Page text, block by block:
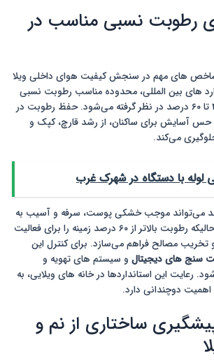
رطوبت نسبی مناسب در
های مهم در سنجش کیفیت هوای داخلی ویلا
های بین المللی، محدوده مناسب رطوبت نسبی
در فضای داخلی بین ۴۰ تا ۶۰ درصد در نظر گرفته می‌شود. حفظ رطوبت در
حس آسایش برای ساکنان، از رشد قارچ، کپک و
می‌کند.
با دستگاه در شهرک غرب
کمتر از ۳۰ درصد می‌تواند موجب خشکی پوست، سرفه و آسیب به
مبلمان چوبی شود، در حالیکه رطوبت بالاتر از ۶۰ درصد زمینه را برای فعالیت
تخریب مصالح فراهم می‌سازد. برای کنترل این
سنج های دیجیتال و سیستم های تهویه و
رعایت این استانداردها در خانه های ویلایی، به
دوچندانی دارد.
ساختاری از نم و